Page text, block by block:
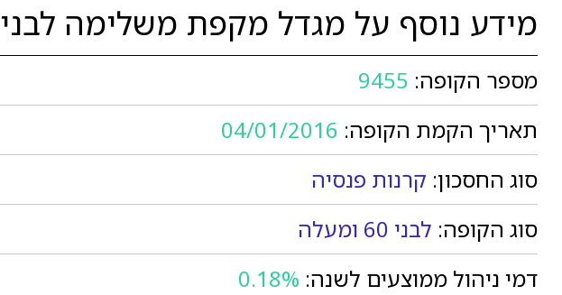
מידע נוסף על מגדל מקפת משלימה לבני 60 ומעלה
מספר הקופה: 9455
תאריך הקמת הקופה: 04/01/2016
סוג החסכון: קרנות פנסיה
סוג הקופה: לבני 60 ומעלה
דמי ניהול ממוצעים לשנה: 0.18%